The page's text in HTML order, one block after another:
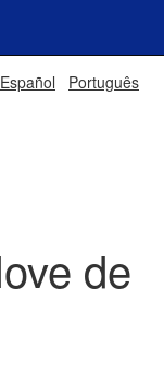
Español Português
de